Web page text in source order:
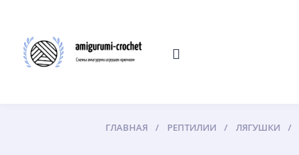
ГЛАВНАЯ РЕПТИЛИИ ЛЯГУШКИ